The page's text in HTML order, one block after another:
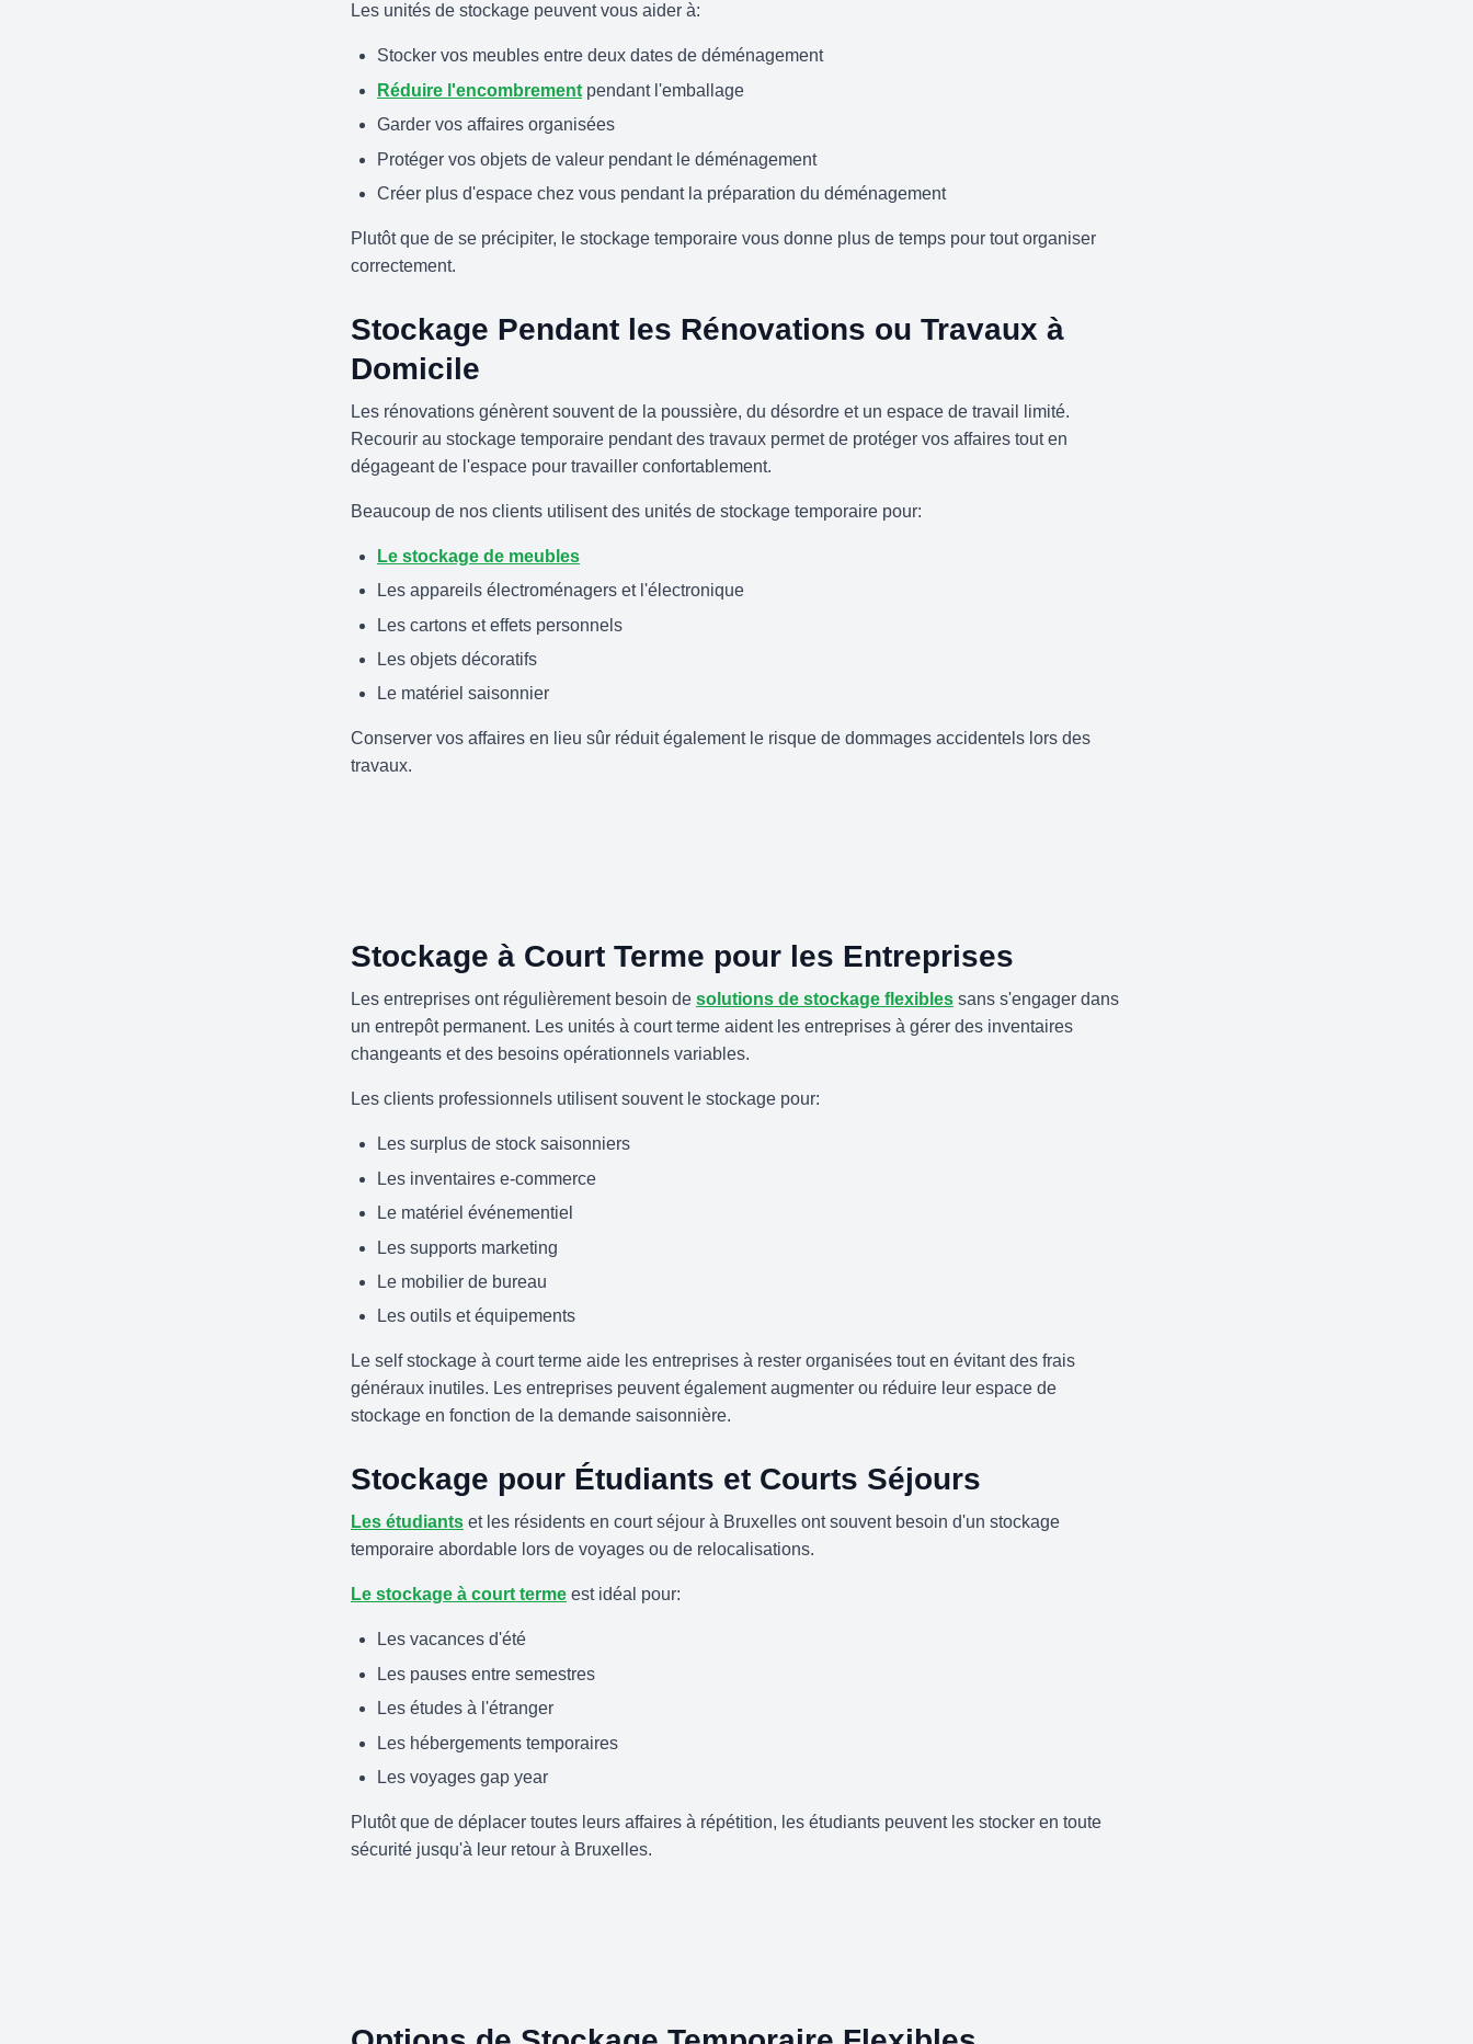
Les unités de stockage peuvent vous aider à:
Stocker vos meubles entre deux dates de déménagement
Réduire l'encombrement pendant l'emballage
Garder vos affaires organisées
Protéger vos objets de valeur pendant le déménagement
Créer plus d'espace chez vous pendant la préparation du déménagement
Plutôt que de se précipiter, le stockage temporaire vous donne plus de temps pour tout organiser
correctement.
Stockage Pendant les Rénovations ou Travaux à
Domicile
Les rénovations génèrent souvent de la poussière, du désordre et un espace de travail limité.
Recourir au stockage temporaire pendant des travaux permet de protéger vos affaires tout en
dégageant de l'espace pour travailler confortablement.
Beaucoup de nos clients utilisent des unités de stockage temporaire pour:
Le stockage de meubles
Les appareils électroménagers et l'électronique
Les cartons et effets personnels
Les objets décoratifs
Le matériel saisonnier
Conserver vos affaires en lieu sûr réduit également le risque de dommages accidentels lors des
travaux.
Stockage à Court Terme pour les Entreprises
Les entreprises ont régulièrement besoin de solutions de stockage flexibles sans s'engager dans
un entrepôt permanent. Les unités à court terme aident les entreprises à gérer des inventaires
changeants et des besoins opérationnels variables.
Les clients professionnels utilisent souvent le stockage pour:
Les surplus de stock saisonniers
Les inventaires e-commerce
Le matériel événementiel
Les supports marketing
Le mobilier de bureau
Les outils et équipements
Le self stockage à court terme aide les entreprises à rester organisées tout en évitant des frais
généraux inutiles. Les entreprises peuvent également augmenter ou réduire leur espace de
stockage en fonction de la demande saisonnière.
Stockage pour Étudiants et Courts Séjours
Les étudiants et les résidents en court séjour à Bruxelles ont souvent besoin d'un stockage
temporaire abordable lors de voyages ou de relocalisations.
Le stockage à court terme est idéal pour:
Les vacances d'été
Les pauses entre semestres
Les études à l'étranger
Les hébergements temporaires
Les voyages gap year
Plutôt que de déplacer toutes leurs affaires à répétition, les étudiants peuvent les stocker en toute
sécurité jusqu'à leur retour à Bruxelles.